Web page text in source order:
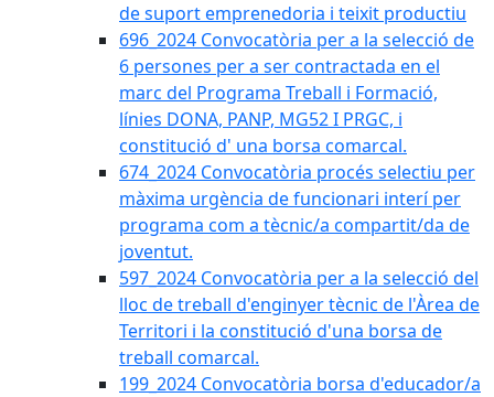
de suport emprenedoria i teixit productiu
696_2024 Convocatòria per a la selecció de
6 persones per a ser contractada en el
marc del Programa Treball i Formació,
línies DONA, PANP, MG52 I PRGC, i
constitució d' una borsa comarcal.
674_2024 Convocatòria procés selectiu per
màxima urgència de funcionari interí per
programa com a tècnic/a compartit/da de
joventut.
597_2024 Convocatòria per a la selecció del
lloc de treball d'enginyer tècnic de l'Àrea de
Territori i la constitució d'una borsa de
treball comarcal.
199_2024 Convocatòria borsa d'educador/a